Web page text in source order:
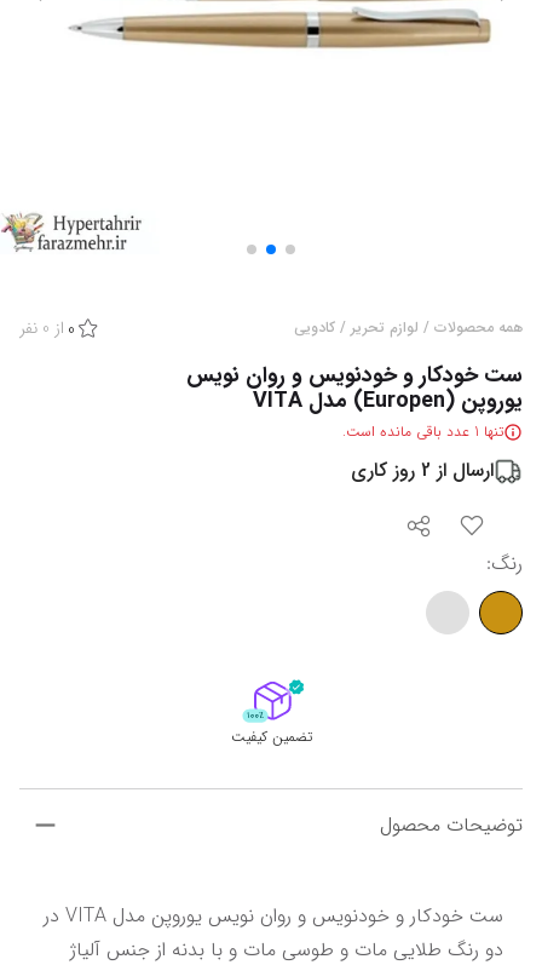
همه محصولات / لوازم تحریر / کادویی 0 از 0 نفر
ست خودکار و خودنویس و روان نویس
یوروپن (Europen) مدل VITA
تنها 1 عدد باقی مانده است.
ارسال از 2 روز کاری
رنگ:
تضمین کیفیت
توضیحات محصول